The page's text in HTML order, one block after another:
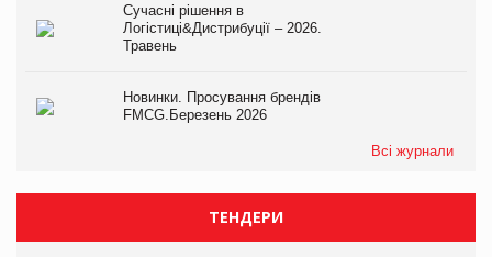
Сучасні рішення в
Логістиці&Дистрибуції – 2026.
Травень
Новинки. Просування брендів
FMCG.Березень 2026
Всі журнали
ТЕНДЕРИ